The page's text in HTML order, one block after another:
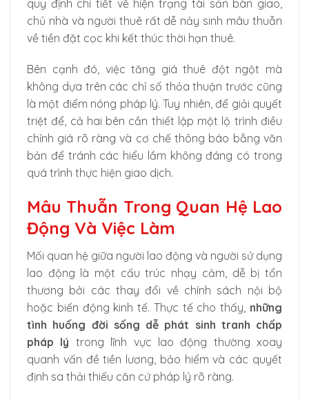
quy định chi tiết về hiện trạng tài sản bàn giao,
chủ nhà và người thuê rất dễ nảy sinh mâu thuẫn
về tiền đặt cọc khi kết thúc thời hạn thuê.
Bên cạnh đó, việc tăng giá thuê đột ngột mà
không dựa trên các chỉ số thỏa thuận trước cũng
là một điểm nóng pháp lý. Tuy nhiên, để giải quyết
triệt để, cả hai bên cần thiết lập một lộ trình điều
chỉnh giá rõ ràng và cơ chế thông báo bằng văn
bản để tránh các hiểu lầm không đáng có trong
quá trình thực hiện giao dịch.
Mâu Thuẫn Trong Quan Hệ Lao
Động Và Việc Làm
Mối quan hệ giữa người lao động và người sử dụng
lao động là một cấu trúc nhạy cảm, dễ bị tổn
thương bởi các thay đổi về chính sách nội bộ
hoặc biến động kinh tế. Thực tế cho thấy, những
tình huống đời sống dễ phát sinh tranh chấp
pháp lý trong lĩnh vực lao động thường xoay
quanh vấn đề tiền lương, bảo hiểm và các quyết
định sa thải thiếu căn cứ pháp lý rõ ràng.